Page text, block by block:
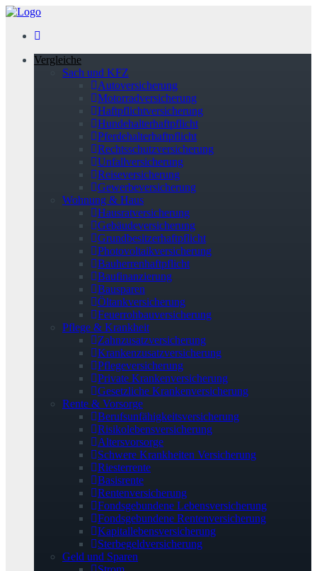
Vergleiche
Sach und KFZ
Autoversicherung
Motorradversicherung
Haftpflichtversicherung
Hundehalterhaftpflicht
Pferdehalterhaftpflicht
Rechtsschutzversicherung
Unfallversicherung
Reiseversicherung
Gewerbeversicherung
Wohnung & Haus
Hausratversicherung
Gebäudeversicherung
Grundbesitzerhaftpflicht
Photovoltaikversicherung
Bauherrenhaftpflicht
Baufinanzierung
Bausparen
Öltankversicherung
Feuerrohbauversicherung
Pflege & Krankheit
Zahnzusatzversicherung
Krankenzusatzversicherung
Pflegeversicherung
Private Krankenversicherung
Gesetzliche Krankenversicherung
Rente & Vorsorge
Berufs­unfähigkeitsversicherung
Risikolebensversicherung
Altersvorsorge
Schwere Krankheiten Versicherung
Riesterrente
Basisrente
Rentenversicherung
Fondsgebundene Lebensversicherung
Fondsgebundene Rentenversicherung
Kapitallebensversicherung
Sterbegeldversicherung
Geld und Sparen